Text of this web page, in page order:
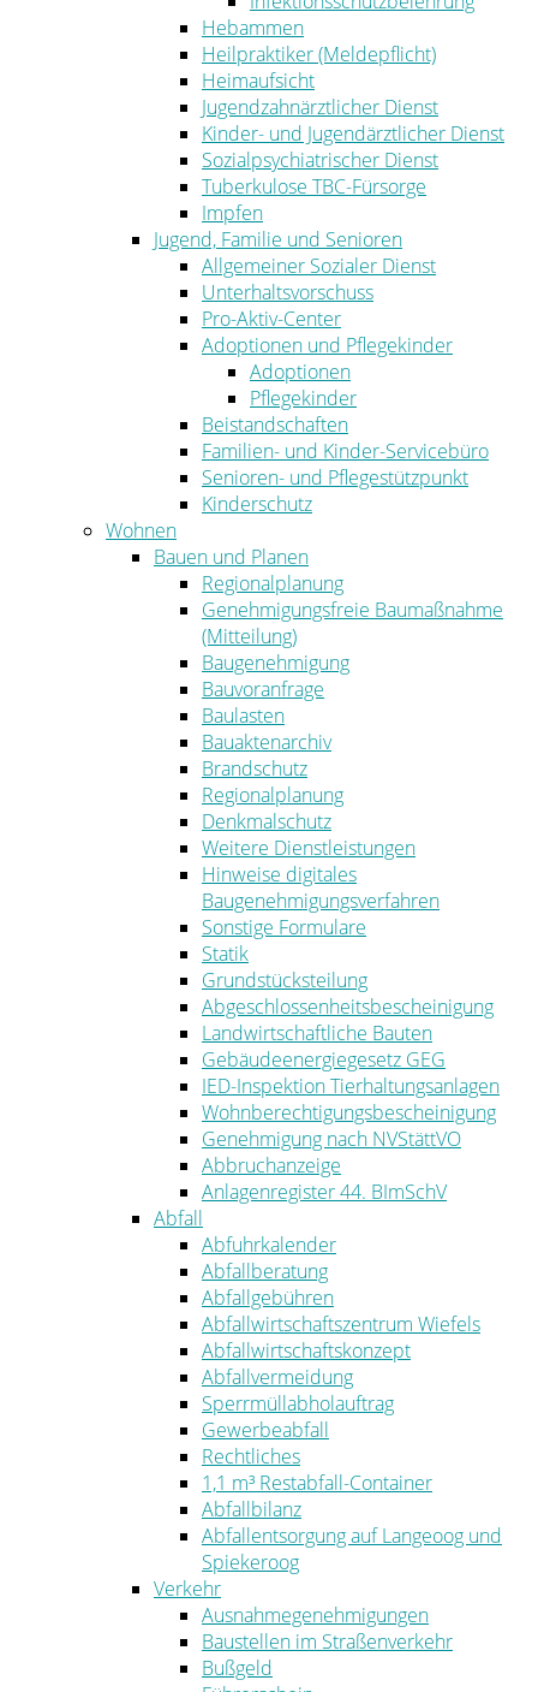
Hebammen
Heilpraktiker (Meldepflicht)
Heimaufsicht
Jugendzahnärztlicher Dienst
Kinder- und Jugendärztlicher Dienst
Sozialpsychiatrischer Dienst
Tuberkulose TBC-Fürsorge
Impfen
Jugend, Familie und Senioren
Allgemeiner Sozialer Dienst
Unterhaltsvorschuss
Pro-Aktiv-Center
Adoptionen und Pflegekinder
Adoptionen
Pflegekinder
Beistandschaften
Familien- und Kinder-Servicebüro
Senioren- und Pflegestützpunkt
Kinderschutz
Wohnen
Bauen und Planen
Regionalplanung
Genehmigungsfreie Baumaßnahme
(Mitteilung)
Baugenehmigung
Bauvoranfrage
Baulasten
Bauaktenarchiv
Brandschutz
Regionalplanung
Denkmalschutz
Weitere Dienstleistungen
Hinweise digitales
Baugenehmigungsverfahren
Sonstige Formulare
Statik
Grundstücksteilung
Abgeschlossenheitsbescheinigung
Landwirtschaftliche Bauten
Gebäudeenergiegesetz GEG
IED-Inspektion Tierhaltungsanlagen
Wohnberechtigungsbescheinigung
Genehmigung nach NVStättVO
Abbruchanzeige
Anlagenregister 44. BImSchV
Abfall
Abfuhrkalender
Abfallberatung
Abfallgebühren
Abfallwirtschaftszentrum Wiefels
Abfallwirtschaftskonzept
Abfallvermeidung
Sperrmüllabholauftrag
Gewerbeabfall
Rechtliches
1,1 m³ Restabfall-Container
Abfallbilanz
Abfallentsorgung auf Langeoog und
Spiekeroog
Verkehr
Ausnahmegenehmigungen
Baustellen im Straßenverkehr
Bußgeld